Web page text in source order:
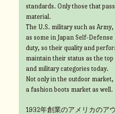
standards. Only those that
material.
The U.S. military such as
as some in Japan Self-
duty, so their quality and
maintain their status as the
and military categories today.
Not only in the outdoor
a fashion boots market as well.
1932年創業のアメリカのア